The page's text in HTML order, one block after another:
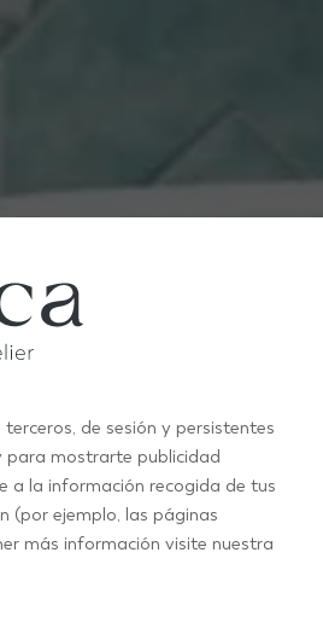
de sesión y persistentes
para mostrarte publicidad
a la información recogida de tus
(por ejemplo, las páginas
más información visite nuestra